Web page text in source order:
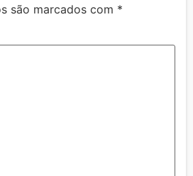
são marcados com *